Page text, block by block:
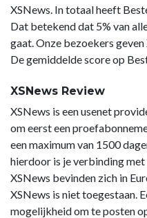
XSNews. In totaal heeft
Dat betekend dat 5% van
gaat. Onze bezoekers
De gemiddelde score op
XSNews Review
XSNews is een usenet
om eerst een
een maximum van 1500
hierdoor is je verbinding met
XSNews bevinden zich in
XSNews is niet toegestaan.
mogelijkheid om te posten